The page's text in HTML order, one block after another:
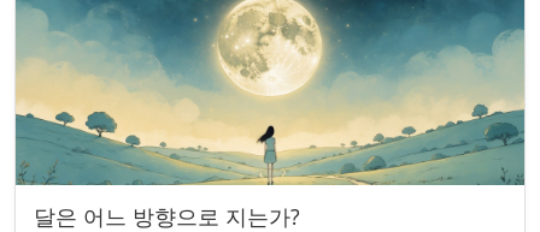
달은 어느 방향으로 지는가?